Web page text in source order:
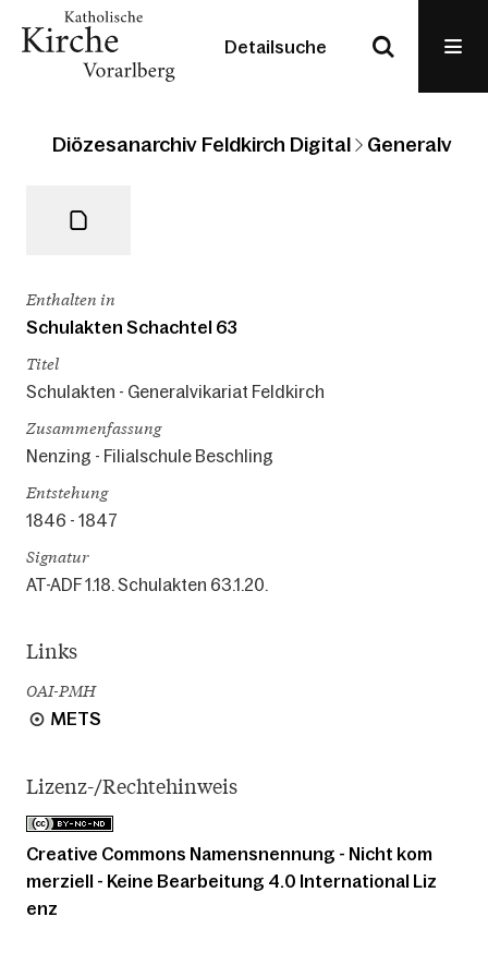
Detailsuche
Diözesanarchiv Feldkirch Digital
Enthalten in
Schulakten Schachtel 63
Titel
Schulakten - Generalvikariat Feldkirch
Zusammenfassung
Nenzing - Filialschule Beschling
Entstehung
1846 - 1847
Signatur
AT-ADF 1.18. Schulakten 63.1.20.
Links
OAI-PMH
METS
Lizenz-/Rechtehinweis
Creative Commons Namensnennung - Nicht kom
merziell - Keine Bearbeitung 4.0 International Liz
enz